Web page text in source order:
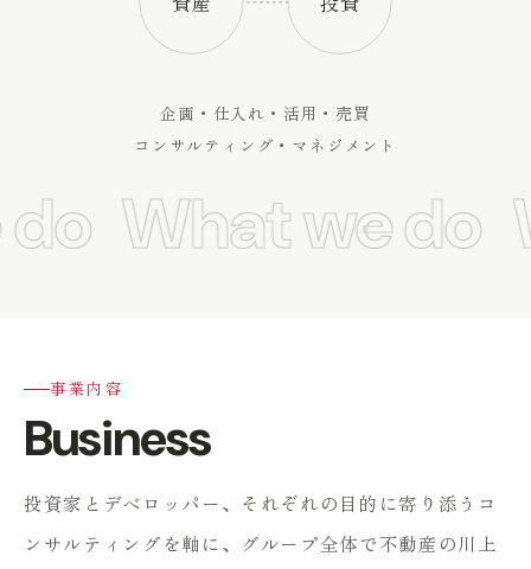
企画・仕入れ・活用・売買
コンサルティング・マネジメント
What we do
事業内容
Business
投資家とデベロッパー、それぞれの目的に寄り添うコ
ンサルティングを軸に、
グループ全体で不動産の川上